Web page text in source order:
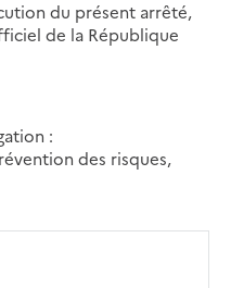
du présent arrêté,
de la République
:
des risques,